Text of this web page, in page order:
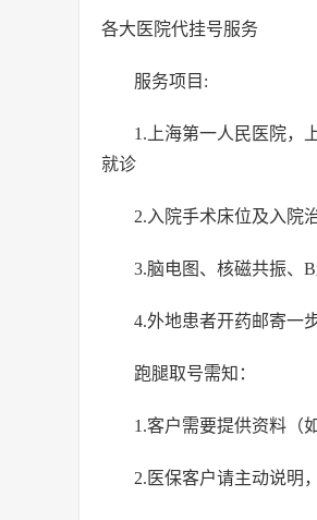
各大医院代挂号服务
服务项目:
1.上海第一人民医院，
就诊
2.入院手术床位及入院
3.脑电图、核磁共振、
4.外地患者开药邮寄一
跑腿取号需知：
1.客户需要提供资料（
2.医保客户请主动说明